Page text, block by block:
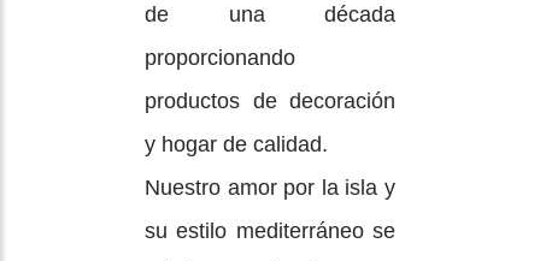
de una década
proporcionando
productos de decoración
y hogar de calidad.
Nuestro amor por la isla y
su estilo mediterráneo se